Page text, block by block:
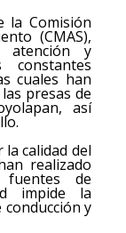
la Comisión
(CMAS),
atención y
cuales han
presas de
así
calidad del
realizado
fuentes de
impide la
y